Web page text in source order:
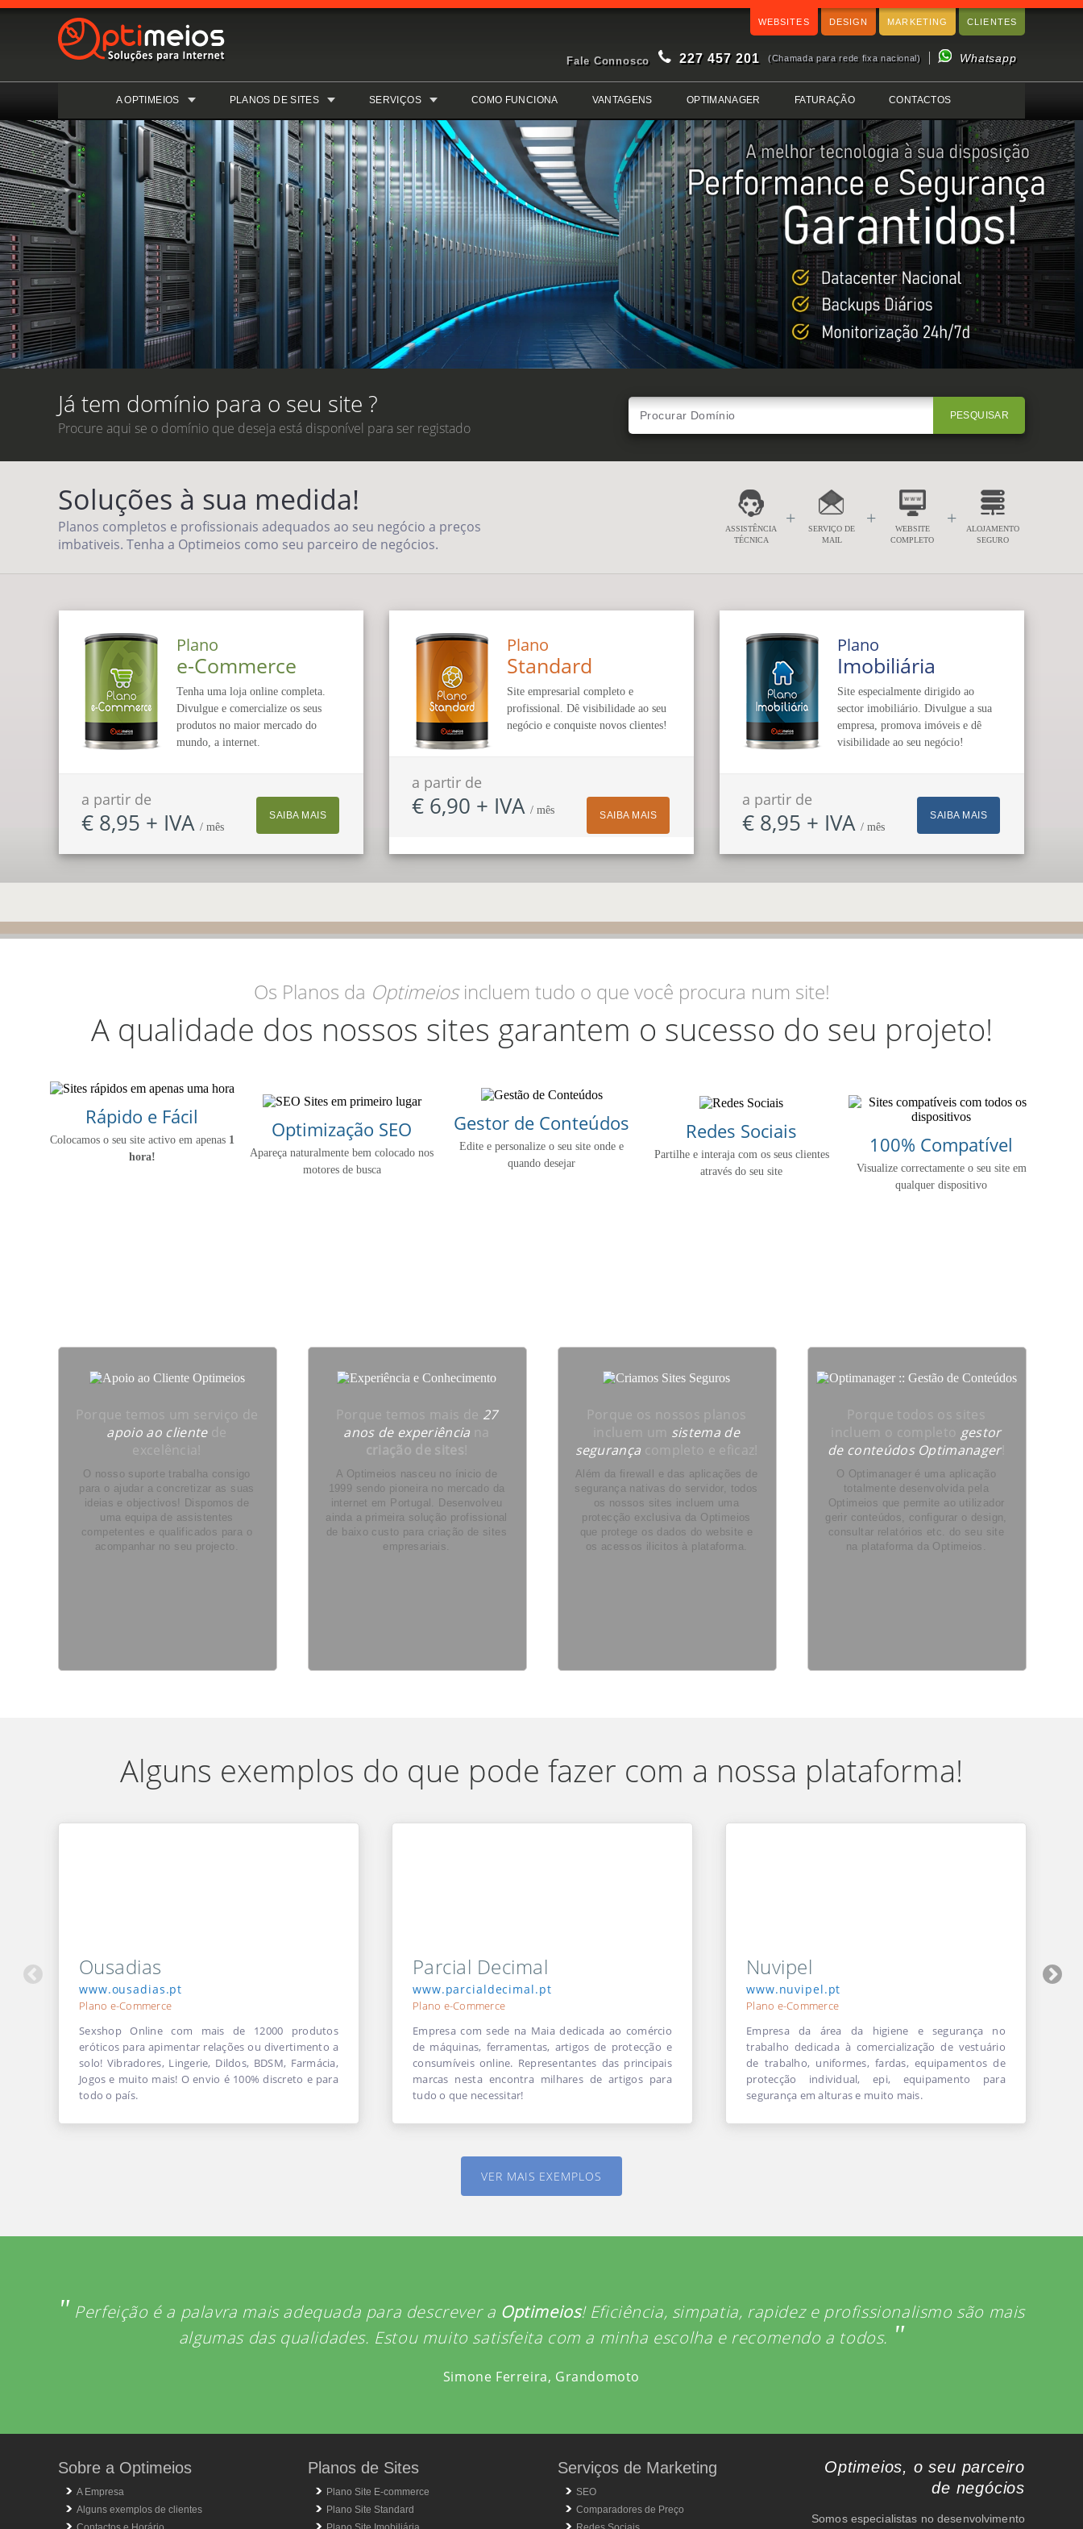
CLIENTES
MARKETING
DESIGN
WEBSITES
Fale Connosco 227 457 201 (Chamada para rede fixa nacional) Whatsapp
A OPTIMEIOS PLANOS DE SITES SERVIÇOS COMO FUNCIONA VANTAGENS OPTIMANAGER FATURAÇÃO CONTACTOS
Já tem domínio para o seu site ?
Procure aqui se o domínio que deseja está disponível para ser registado
PESQUISAR
Soluções à sua medida!
Planos completos e profissionais adequados ao seu negócio a preços
imbativeis. Tenha a Optimeios como seu parceiro de negócios.
ALOJAMENTO
SEGURO
+
WEBSITE
COMPLETO
+
SERVIÇO DE
MAIL
+
ASSISTÊNCIA
TÉCNICA
Plano
e-Commerce
Tenha uma loja online completa.
Divulgue e comercialize os seus
produtos no maior mercado do
mundo, a internet.
a partir de
€ 8,95 + IVA / mês
SAIBA MAIS
Plano
Standard
Site empresarial completo e
profissional. Dê visibilidade ao seu
negócio e conquiste novos clientes!
a partir de
€ 6,90 + IVA / mês SAIBA MAIS
Plano
Imobiliária
Site especialmente dirigido ao
sector imobiliário. Divulgue a sua
empresa, promova imóveis e dê
visibilidade ao seu negócio!
a partir de
€ 8,95 + IVA / mês
SAIBA MAIS
Os Planos da Optimeiosincluem tudo o que você procura num site!
A qualidade dos nossos sites garantem o sucesso do seu projeto!
Rápido e Fácil
Colocamos o seu site activo em apenas 1
hora!
Optimização SEO
Apareça naturalmente bem colocado nos
motores de busca
Gestor de Conteúdos
Edite e personalize o seu site onde e
quando desejar
Redes Sociais
Partilhe e interaja com os seus clientes
através do seu site
100% Compatível
Visualize correctamente o seu site em
qualquer dispositivo
Porque temos um serviço de
apoio ao clientede
excelência!
O nosso suporte trabalha consigo
para o ajudar a concretizar as suas
ideias e objectivos! Dispomos de
uma equipa de assistentes
competentes e qualificados para o
acompanhar no seu projecto.
Porque temos mais de 27
anos de experiência na
criação de sites
A Optimeios nasceu no ínicio de
1999 sendo pioneira no mercado da
internet em Portugal. Desenvolveu
ainda a primeira solução profissional
de baixo custo para criação de sites
empresariais.
Porque os nossos planos
incluem um sistema de
segurança completo e eficaz!
Além da firewall e das aplicações de
segurança nativas do servidor, todos
os nossos sites incluem uma
protecção exclusiva da Optimeios
que protege os dados do website e
os acessos ilicitos à plataforma.
Porque todos os sites
incluem o completo gestor
de conteúdos Optimanager!
O Optimanager é uma aplicação
totalmente desenvolvida pela
Optimeios que permite ao utilizador
gerir conteúdos, configurar o design,
consultar relatórios etc. do seu site
na plataforma da Optimeios.
Alguns exemplos do que pode fazer com a nossa plataforma!
Ousadias
www.ousadias.pt
Plano e-Commerce
Sexshop Online com mais de 12000 produtos
eróticos para apimentar relações ou divertimento a
solo! Vibradores, Lingerie, Dildos, BDSM, Farmácia,
Jogos e muito mais! O envio é 100% discreto e para
todo o país.
Parcial Decimal
www.parcialdecimal.pt
Plano e-Commerce
Empresa com sede na Maia dedicada ao comércio
de máquinas, ferramentas, artigos de protecção e
consumíveis online. Representantes das principais
marcas nesta encontra milhares de artigos para
tudo o que necessitar!
Nuvipel
www.nuvipel.pt
Plano e-Commerce
Empresa da área da higiene e segurança no
trabalho dedicada à comercialização de vestuário
de trabalho, uniformes, fardas, equipamentos de
protecção individual, epi, equipamento para
segurança em alturas e muito mais.
VER MAIS EXEMPLOS
" Perfeição é a palavra mais adequada para descrever a Optimeios! Eficiência, simpatia, rapidez e profissionalismo são mais
algumas das qualidades. Estou muito satisfeita com a minha escolha e recomendo a todos. "
Simone Ferreira, Grandomoto
Sobre a Optimeios
A Empresa
Alguns exemplos de clientes
Planos de Sites
Plano Site E-commerce
Plano Site Standard
Serviços de Marketing
SEO
Comparadores de Preço
Optimeios, o seu parceiro
de negócios
Somos especialistas no desenvolvimento